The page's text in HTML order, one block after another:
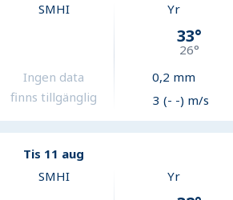
SMHI
Ingen data
finns tillgänglig
Yr
33°
26°
0,2 mm
3 (- -) m/s
Tis 11 aug
SMHI Yr